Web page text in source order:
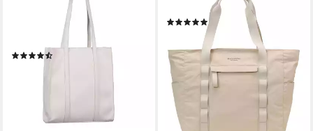
Shopper Elfie, Damen
Schultertasche mit einem
Logo Rubber Patch
45,11 €
Shopper Shopper
(4)
UVP 99,95 €
-34%
lieferbar - in 1-2 Werktagen bei dir